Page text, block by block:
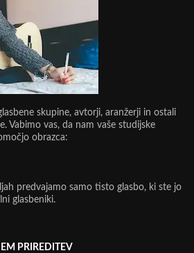
skupine, avtorji, aranžerji in ostali
Vabimo vas, da nam vaše studijske
obrazca:
predvajamo samo tisto glasbo, ki ste jo
glasbeniki.
PRIREDITEV